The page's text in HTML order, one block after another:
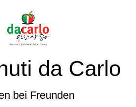
da Carlo
bei Freunden